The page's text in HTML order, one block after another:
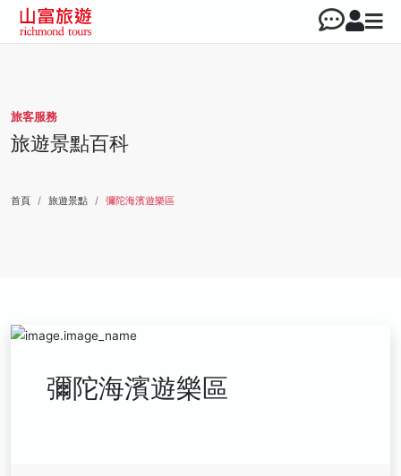
旅客服務
旅遊景點百科
首頁 旅遊景點 彌陀海濱遊樂區
彌陀海濱遊樂區